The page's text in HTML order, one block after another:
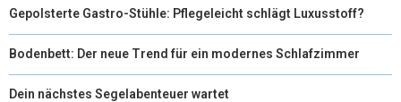
Gepolsterte Gastro-Stühle: Pflegeleicht schlägt Luxusstoff?
Bodenbett: Der neue Trend für ein modernes Schlafzimmer
Dein nächstes Segelabenteuer wartet